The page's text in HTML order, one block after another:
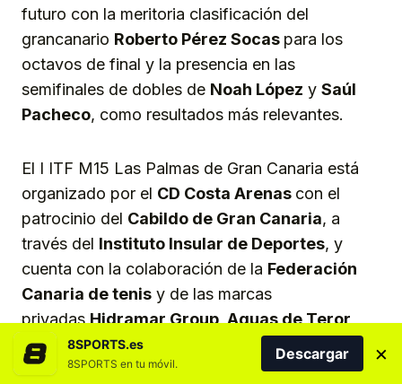
futuro con la meritoria clasificación del
grancanario Roberto Pérez Socas para los
octavos de final y la presencia en las
semifinales de dobles de Noah López y Saúl
Pacheco, como resultados más relevantes.
El I ITF M15 Las Palmas de Gran Canaria está
organizado por el CD Costa Arenas con el
patrocinio del Cabildo de Gran Canaria, a
través del Instituto Insular de Deportes, y
cuenta con la colaboración de la Federación
Canaria de tenis y de las marcas
privadasHidramar Group, Aguas de Teror,
MotorArisa y Wilson
8SPORTS.es
8SPORTS en tu móvil.
Descargar ×